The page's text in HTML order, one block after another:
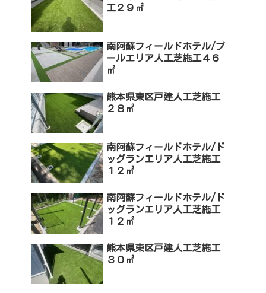
工２９㎡
南阿蘇フィールドホテル/プ
ールエリア人工芝施工４６
㎡
熊本県東区戸建人工芝施工
２８㎡
南阿蘇フィールドホテル/ド
ッグランエリア人工芝施工
１２㎡
南阿蘇フィールドホテル/ド
ッグランエリア人工芝施工
１２㎡
熊本県東区戸建人工芝施工
３０㎡